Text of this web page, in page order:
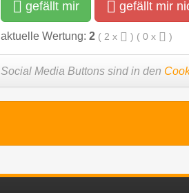
gefällt mir gefällt mir
aktuelle Wertung: 2 ( 2 x ) ( 0 x )
Social Media Buttons sind in den